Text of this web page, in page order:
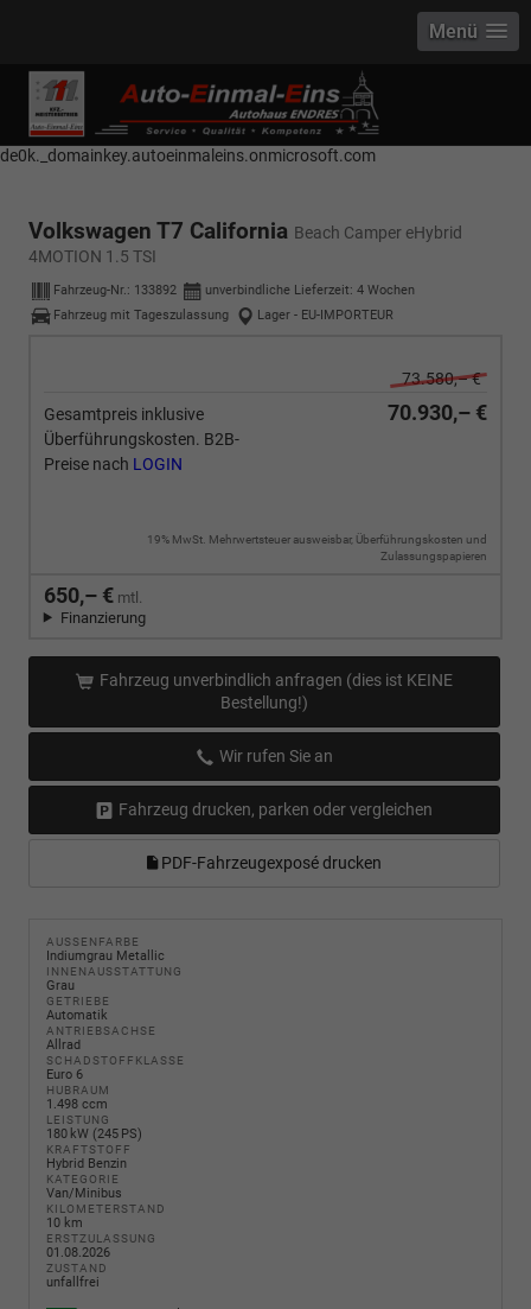
------------ Host Name : selector1._domainkey Points to address or value:
selector1-aee-de0k._domainkey.autoeinmaleins.onmicrosoft.com Host
Name : selector2._domainkey Points to address or value: selector2-aee-
de0k._domainkey.autoeinmaleins.onmicrosoft.com
Menü
Volkswagen T7 California Beach Camper eHybrid
4MOTION 1.5 TSI
Fahrzeug-Nr.: 133892 unverbindliche Lieferzeit: 4 Wochen
Fahrzeug mit Tageszulassung
Lager - EU-IMPORTEUR
73.580,– €
Gesamtpreis inklusive
Überführungskosten. B2B-
Preise nach LOGIN
70.930,– €
19% MwSt. Mehrwertsteuer ausweisbar, Überführungskosten und
Zulassungspapieren
650,– € mtl.
Finanzierung
Fahrzeug unverbindlich anfragen (dies ist KEINE
Bestellung!)
Wir rufen Sie an
Fahrzeug drucken, parken oder vergleichen
PDF-Fahrzeugexposé drucken
AUSSENFARBE
Indiumgrau Metallic
INNENAUSSTATTUNG
Grau
GETRIEBE
Automatik
ANTRIEBSACHSE
Allrad
SCHADSTOFFKLASSE
Euro 6
HUBRAUM
1.498 ccm
LEISTUNG
180 kW (245 PS)
KRAFTSTOFF
Hybrid Benzin
KATEGORIE
Van/Minibus
KILOMETERSTAND
10 km
ERSTZULASSUNG
01.08.2026
ZUSTAND
unfallfrei